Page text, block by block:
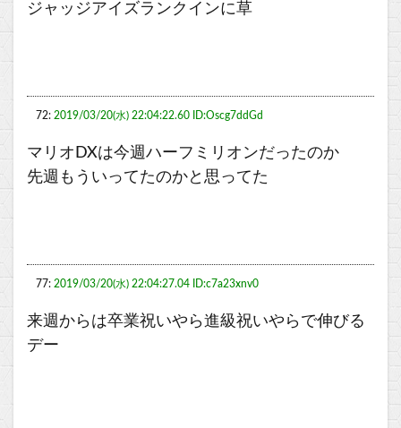
ジャッジアイズランクインに草
72: 2019/03/20(水) 22:04:22.60 ID:Oscg7ddGd
マリオDXは今週ハーフミリオンだったのか
先週もういってたのかと思ってた
77: 2019/03/20(水) 22:04:27.04 ID:c7a23xnv0
来週からは卒業祝いやら進級祝いやらで伸びる
デー